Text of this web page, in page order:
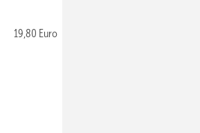
19,80 Euro